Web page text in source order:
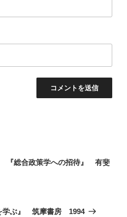
『総合政策学への招待』 有斐
学ぶ』 筑摩書房 1994